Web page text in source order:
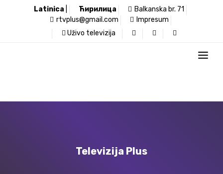
Latinica Ћирилица
Balkanska br. 71
rtvplus@gmail.com
Impresum
Uživo televizija
Televizija Plus